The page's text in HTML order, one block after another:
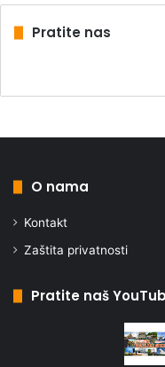
Pratite nas
O nama
Kontakt
Zaštita privatnosti
Pratite naš